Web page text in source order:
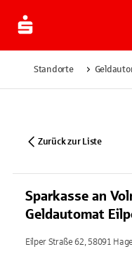
Standorte
Zurück zur Liste
Sparkasse an
Geldautomat
Eilper Straße 62, 58091